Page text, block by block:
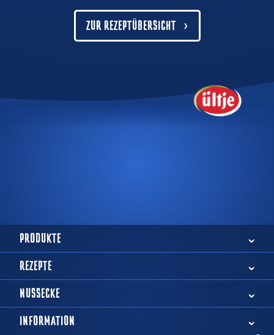
ZUR REZEPTÜBERSICHT
PRODUKTE
REZEPTE
NUSSECKE
INFORMATION